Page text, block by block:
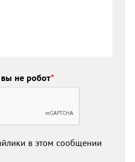
не робот*
в этом сообщении